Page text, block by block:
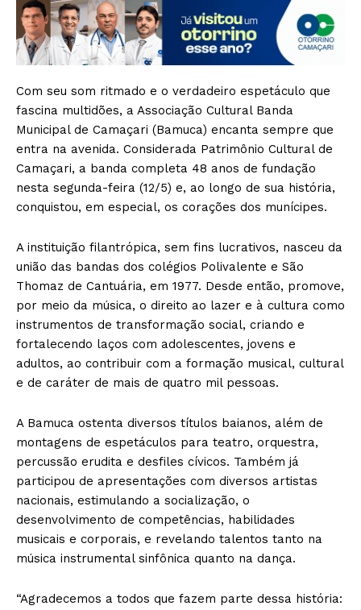
Com seu som ritmado e o verdadeiro espetáculo que
fascina multidões, a Associação Cultural Banda
Municipal de Camaçari (Bamuca) encanta sempre que
entra na avenida. Considerada Patrimônio Cultural de
Camaçari, a banda completa 48 anos de fundação
nesta segunda-feira (12/5) e, ao longo de sua história,
conquistou, em especial, os corações dos munícipes.
A instituição filantrópica, sem fins lucrativos, nasceu da
união das bandas dos colégios Polivalente e São
Thomaz de Cantuária, em 1977. Desde então, promove,
por meio da música, o direito ao lazer e à cultura como
instrumentos de transformação social, criando e
fortalecendo laços com adolescentes, jovens e
adultos, ao contribuir com a formação musical, cultural
e de caráter de mais de quatro mil pessoas.
A Bamuca ostenta diversos títulos baianos, além de
montagens de espetáculos para teatro, orquestra,
percussão erudita e desfiles cívicos. Também já
participou de apresentações com diversos artistas
nacionais, estimulando a socialização, o
desenvolvimento de competências, habilidades
musicais e corporais, e revelando talentos tanto na
música instrumental sinfônica quanto na dança.
“Agradecemos a todos que fazem parte dessa história: